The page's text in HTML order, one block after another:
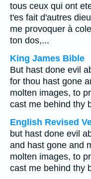
tous ceux qui ont
t'es fait d'autres
me provoquer à
ton dos,...
King James Bible
But hast done evil
for thou hast gone
molten images, to
cast me behind thy
English Revised
but hast done evil
and hast gone and
molten images, to
cast me behind thy